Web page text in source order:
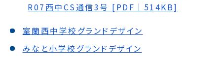
R07西中CS通信3号 [PDF｜514KB]
室蘭西中学校グランドデザイン
みなと小学校グランドデザイン